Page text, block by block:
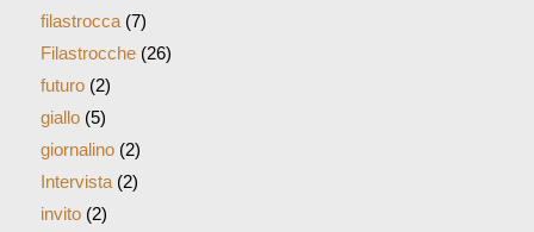
filastrocca(7)
Filastrocche(26)
futuro(2)
giallo(5)
giornalino(2)
Intervista(2)
invito(2)